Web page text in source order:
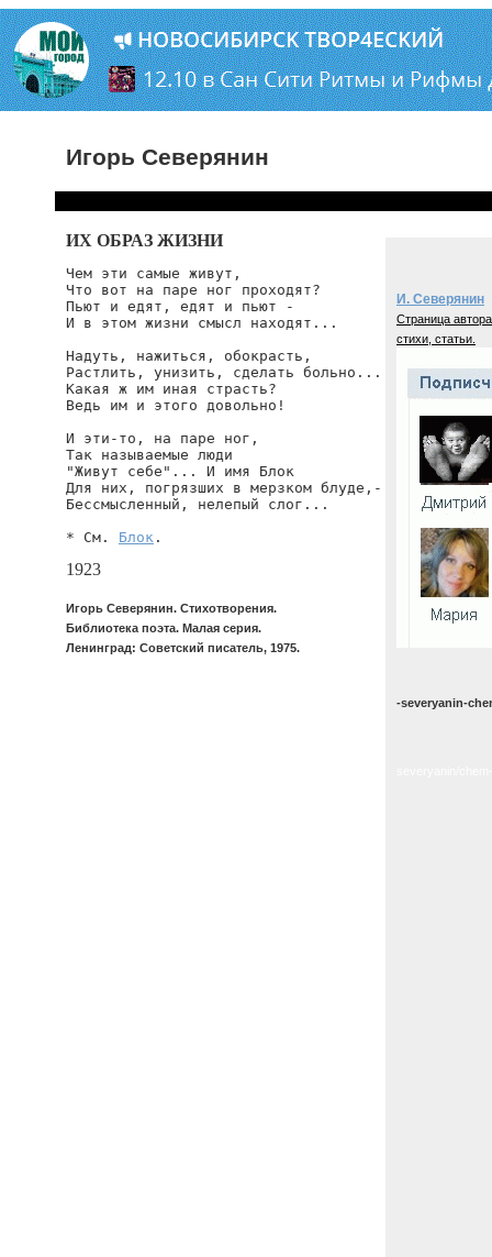
Игорь Северянин
ИХ ОБРАЗ ЖИЗНИ
Чем эти самые живут,
Что вот на паре ног проходят?
Пьют и едят, едят и пьют -
И в этом жизни смысл находят...
Надуть, нажиться, обокрасть,
Растлить, унизить, сделать больно...
Какая ж им иная страсть?
Ведь им и этого довольно!
И эти-то, на паре ног,
Так называемые люди
"Живут себе"... И имя Блок
Для них, погрязших в мерзком блуде,-
Бессмысленный, нелепый слог...
* См. Блок .
1923
Игорь Северянин. Стихотворения.
Библиотека поэта. Малая серия.
Ленинград: Советский писатель, 1975.
И. Северянин
Страница
стихи, статьи.
-severyanin-